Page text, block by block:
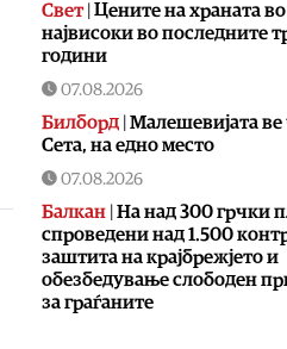
Свет| Цените на храната во
највисоки во последните
години
07.08.2026
Билборд | Малешевијата ве
Сета, на едно место
07.08.2026
Балкан | На над 300 грчки
спроведени над 1.500
заштита на крајбрежјето и
обезбедување слободен
за граѓаните